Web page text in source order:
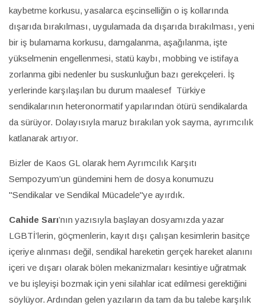
kaybetme korkusu, yasalarca eşcinselliğin o iş kollarında
dışarıda bırakılması, uygulamada da dışarıda bırakılması, yeni
bir iş bulamama korkusu, damgalanma, aşağılanma, işte
yükselmenin engellenmesi, statü kaybı, mobbing ve istifaya
zorlanma gibi nedenler bu suskunluğun bazı gerekçeleri. İş
yerlerinde karşılaşılan bu durum maalesef Türkiye
sendikalarının heteronormatif yapılarından ötürü sendikalarda
da sürüyor. Dolayısıyla maruz bırakılan yok sayma, ayrımcılık
katlanarak artıyor.
Bizler de Kaos GL olarak hem Ayrımcılık Karşıtı
Sempozyum’un gündemini hem de dosya konumuzu
"Sendikalar ve Sendikal Mücadele"ye ayırdık.
Cahide Sarı’nın yazısıyla başlayan dosyamızda yazar
LGBTİ’lerin, göçmenlerin, kayıt dışı çalışan kesimlerin basitçe
içeriye alınması değil, sendikal hareketin gerçek hareket alanını
içeri ve dışarı olarak bölen mekanizmaları kesintiye uğratmak
ve bu işleyişi bozmak için yeni silahlar icat edilmesi gerektiğini
söylüyor. Ardından gelen yazıların da tam da bu talebe karşılık